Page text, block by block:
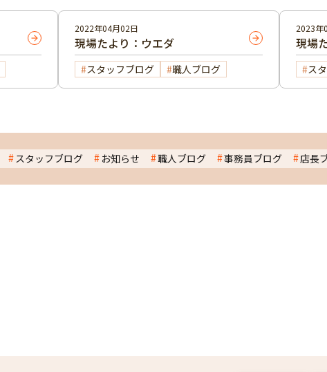
2022年04月02日
現場たより：ウエダ
スタッフブログ 職人ブログ
2023年
現場
ス
スタッフブログ お知らせ 職人ブログ 事務員ブログ 店長